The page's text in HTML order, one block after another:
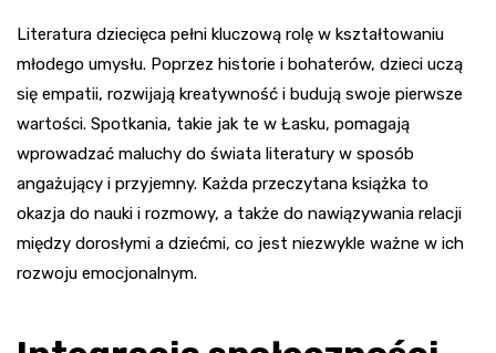
Literatura dziecięca pełni kluczową rolę w kształtowaniu
młodego umysłu. Poprzez historie i bohaterów, dzieci uczą
się empatii, rozwijają kreatywność i budują swoje pierwsze
wartości. Spotkania, takie jak te w Łasku, pomagają
wprowadzać maluchy do świata literatury w sposób
angażujący i przyjemny. Każda przeczytana książka to
okazja do nauki i rozmowy, a także do nawiązywania relacji
między dorosłymi a dziećmi, co jest niezwykle ważne w ich
rozwoju emocjonalnym.